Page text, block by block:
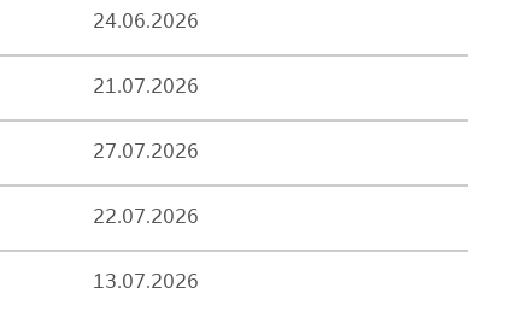
24.06.2026
21.07.2026
27.07.2026
22.07.2026
13.07.2026